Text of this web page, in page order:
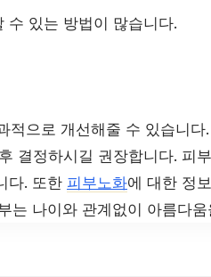
수 있는 방법이 많습니다.
으로 개선해줄 수 있습니
결정하시길 권장합니다. 피
다. 또한 피부노화에 대한 정
는 나이와 관계없이 아름다